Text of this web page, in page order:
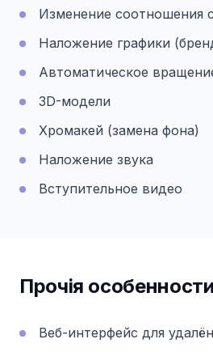
Изменение соотношения
Наложение графики
Автоматическое
3D-модели
Хромакей (замена фона)
Наложение звука
Вступительное видео
Прочiя особенности
Веб-интерфейс для